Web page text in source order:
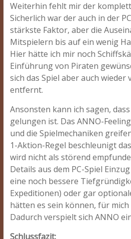
Weiterhin fehlt mir der
Sicherlich war der auch in der
stärkste Faktor, aber die
Mitspielern bis auf ein wenig
Hier hätte ich mir noch
Einführung von Piraten
sich das Spiel aber auch
entfernt.
Ansonsten kann ich sagen,
gelungen ist. Das ANNO-
und die Spielmechaniken
1-Aktion-Regel beschleunigt
wird nicht als störend
Details aus dem PC-Spiel
eine noch bessere
Expeditionen) oder gar
hätten es sein können, für mich
Dadurch verspielt sich ANNO
Schlussfazit: